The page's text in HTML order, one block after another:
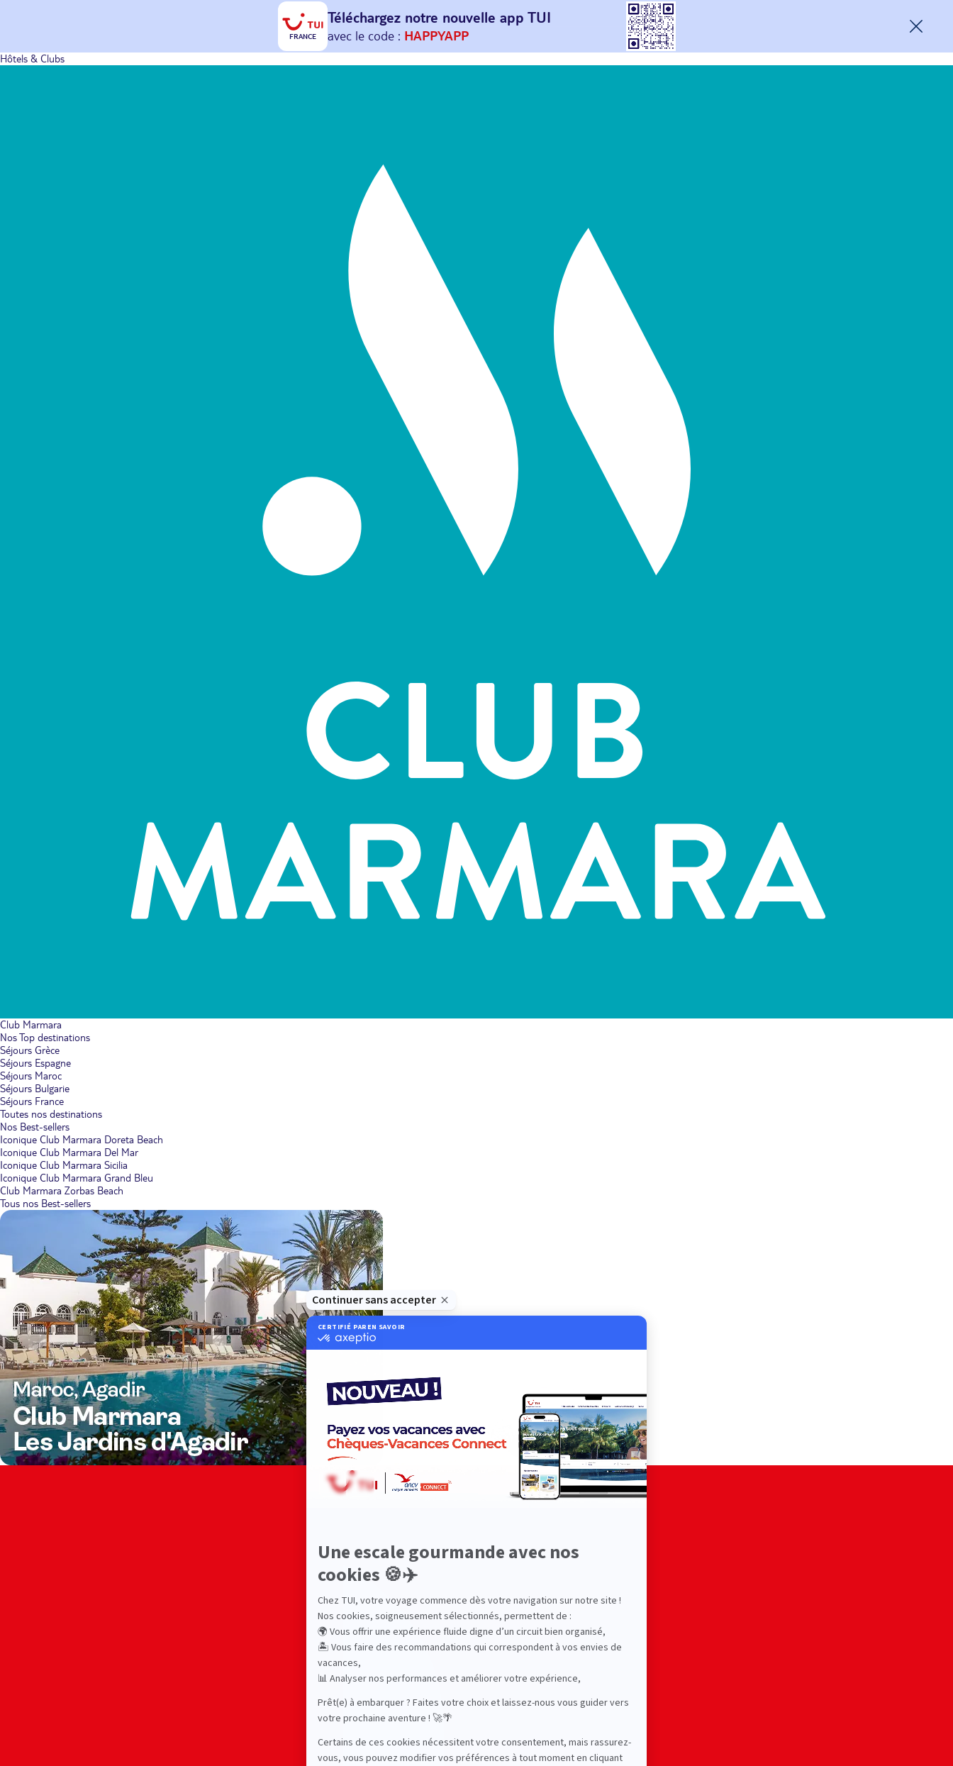
FRANCE
Téléchargez notre nouvelle app TUI
Et profitez de 30€ offerts*sur votreprochain
avec le code : HAPPYAPP
Hôtels & Clubs
Club Marmara
Nos Top destinations
Séjours Grèce
Séjours Espagne
Séjours Maroc
Séjours Bulgarie
Séjours France
Toutes nos destinations
Nos Best-sellers
Iconique Club Marmara Doreta Beach
Iconique Club Marmara Del Mar
Iconique Club Marmara Sicilia
Iconique Club Marmara Grand Bleu
Club Marmara Zorbas Beach
Tous nos Best-sellers